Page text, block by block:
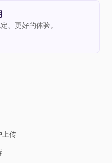
、更好的体验。
上传